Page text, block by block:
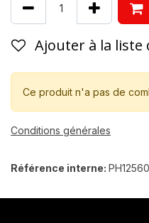
Ajouter à la liste
Ce produit n'a pas de
Conditions générales
Référence interne: